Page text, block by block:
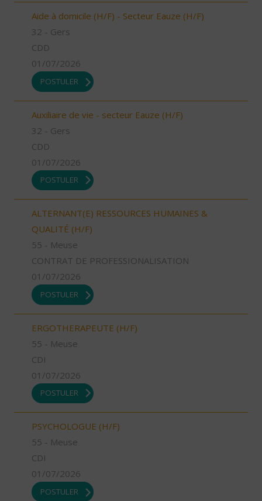
Aide à domicile (H/F) - Secteur Eauze (H/F)
32 - Gers
CDD
01/07/2026
POSTULER
Auxiliaire de vie - secteur Eauze (H/F)
32 - Gers
CDD
01/07/2026
POSTULER
ALTERNANT(E) RESSOURCES HUMAINES &
QUALITÉ (H/F)
55 - Meuse
CONTRAT DE PROFESSIONALISATION
01/07/2026
POSTULER
ERGOTHERAPEUTE (H/F)
55 - Meuse
CDI
01/07/2026
POSTULER
PSYCHOLOGUE (H/F)
55 - Meuse
CDI
01/07/2026
POSTULER